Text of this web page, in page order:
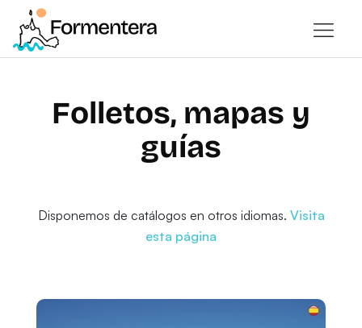
Folletos, mapas y
guías
Disponemos de catálogos en otros idiomas. Visita
esta página